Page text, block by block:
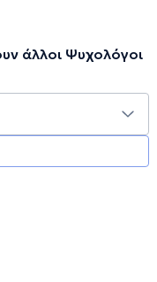
άλλοι Ψυχολόγοι